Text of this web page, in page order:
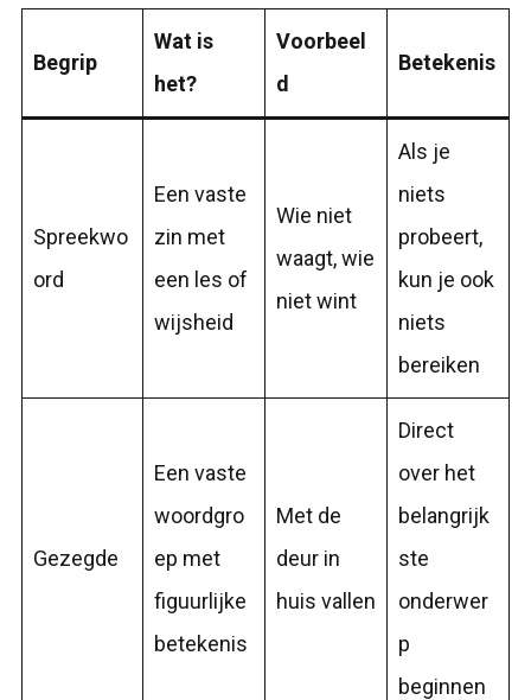
Begrip
Wat is
het?
Voorbeel
d
Betekenis
Spreekwo
ord
Een vaste
zin met
een les of
wijsheid
Wie niet
waagt, wie
niet wint
Als je
niets
probeert,
kun je ook
niets
bereiken
Gezegde
Een vaste
woordgro
ep met
figuurlijke
betekenis
Met de
deur in
huis vallen
Direct
over het
belangrijk
ste
onderwer
p
beginnen